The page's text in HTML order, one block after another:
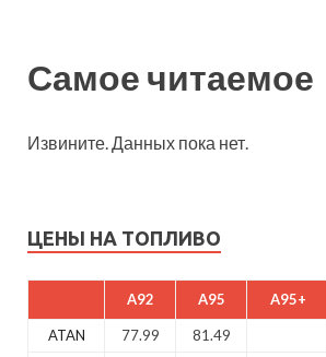
Самое читаемое
Извините. Данных пока нет.
ЦЕНЫ НА ТОПЛИВО
A92 A95 A95+
ATAN 77.99 81.49